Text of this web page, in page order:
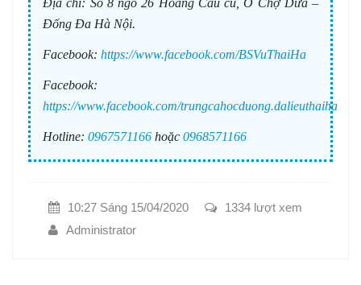
Đống Đa Hà Nội.
Facebook: https://www.facebook.com/BSVuThaiHa
Facebook:
https://www.facebook.com/trungcahocduong.dalieuthaiha
Hotline: 0967571166 hoặc 0968571166
10:27 Sáng 15/04/2020
1334 lượt xem
Administrator